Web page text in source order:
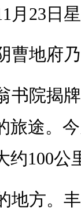
月23日
曹地府
书院揭
旅途。
约100公
地方。